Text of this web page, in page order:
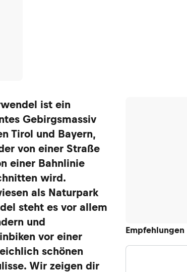
Empfehlungen
ist ein
Gebirgsmassiv
Tirol und Bayern,
von einer Straße
einer Bahnlinie
wird.
als Naturpark
steht es vor allem
und
vor einer
schönen
Wir zeigen dir